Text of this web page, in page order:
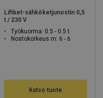
Liftket-sähköketjunostin 0,5
t / 230 V
Työkuorma: 0.5 - 0.5 t
Nostokorkeus m: 6 - 6
Katso tuote